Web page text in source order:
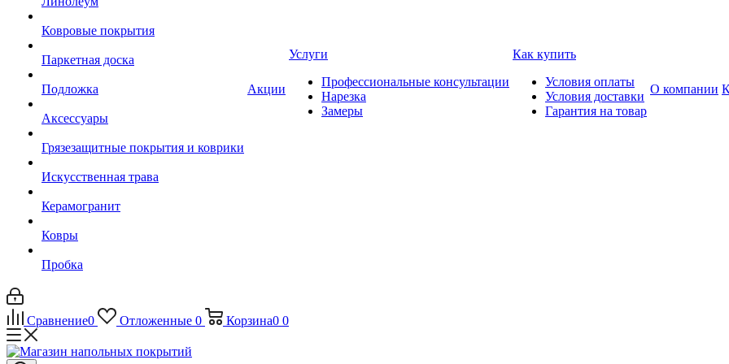
Ковровые покрытия
Паркетная доска
Подложка
Аксессуары
Грязезащитные покрытия и коврики
Искусственная трава
Керамогранит
Ковры
Пробка
Акции
Услуги
Профессиональные консультации
Нарезка
Замеры
Как купить
Условия оплаты
Условия доставки
Гарантия на товар
О компании
Сравнение0 Отложенные 0 Корзина0 0